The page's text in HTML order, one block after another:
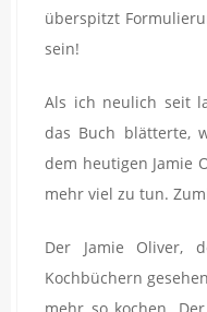
überspitzt
sein!
Als ich neulich seit
das Buch blätterte,
dem heutigen Jamie
mehr viel zu tun.
Der Jamie Oliver,
Kochbüchern